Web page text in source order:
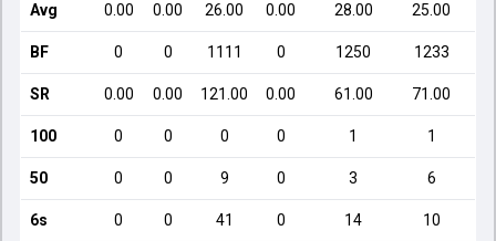
Avg 0.00 0.00 26.00 0.00 28.00 25.00
BF 0 0 1111 0 1250 1233
SR 0.00 0.00 121.00 0.00 61.00 71.00
100 0 0 0 0 1 1
50 0 0 9 0 3 6
6s 0 0 41 0 14 10